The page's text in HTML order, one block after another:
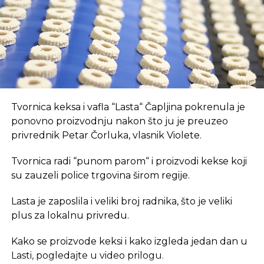
Izvor: Blic.rs
SLIČNE TEME:
SLEDEĆI
Mraz nanio oko 50 miliona KM štete
voćnjacima
Milion evra za najbolju biznis ideju
REKLAMA
U coworking prostoru, radnici su okruženi sličnim
profesionalcima, što potiče produktivnost i radnu
atmosferu koju je teško postići u kućnom
Dodatna prednost coworkinga je umrežavanje i
prostoru omogućava razmjenu ideja, kontakata i
suradnji, čime coworking prostor postaje inkubator
Također, prisutnost digitalnih nomada u coworking
Tvornica keksa i vafla “Lasta“ Čapljina pokrenula je
ponovno proizvodnju nakon što ju je preuzeo
privrednik Petar Čorluka, vlasnik Violete.
Tvornica radi “punom parom“ i proizvodi kekse koji
su zauzeli police trgovina širom regije.
Lasta je zaposlila i veliki broj radnika, što je veliki
plus za lokalnu privredu.
Kako se proizvode keksi i kako izgleda jedan dan u
Lasti, pogledajte u video prilogu.